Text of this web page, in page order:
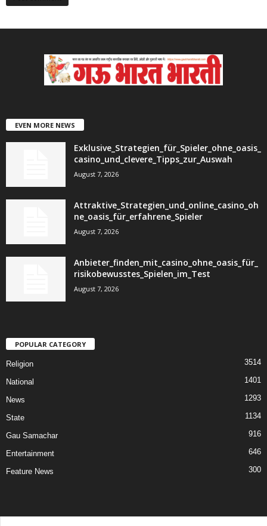
EVEN MORE NEWS
Exklusive_Strategien_für_Spieler_ohne_oasis_
casino_und_clevere_Tipps_zur_Auswah
August 7, 2026
Attraktive_Strategien_und_online_casino_oh
ne_oasis_für_erfahrene_Spieler
August 7, 2026
Anbieter_finden_mit_casino_ohne_oasis_für_
risikobewusstes_Spielen_im_Test
August 7, 2026
POPULAR CATEGORY
Religion 3514
National 1401
News 1293
State 1134
Gau Samachar 916
Entertainment 646
Feature News 300